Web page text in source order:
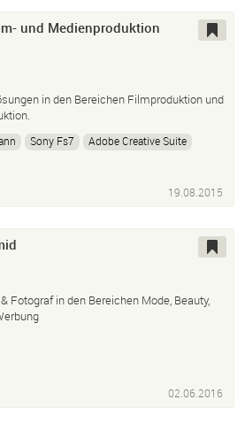
und Medienproduktion
in den Bereichen Filmproduktion und
Sony Fs7
Adobe Creative Suite
19.08.2015
Fotograf in den Bereichen Mode, Beauty,
02.06.2016